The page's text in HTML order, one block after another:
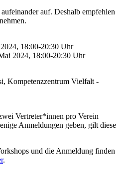
auf. Deshalb empfehlen
18:00-20:30 Uhr
2024, 18:00-20:30 Uhr
Kompetenzzentrum Vielfalt -
Vertreter*innen pro Verein
Anmeldungen geben, gilt diese
und die Anmeldung finden
.